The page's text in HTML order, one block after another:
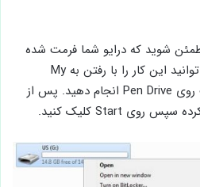
شوید که درایو شما فرمت شده
است. و اگر چنین نیست، می توانید این کار را با رفتن به My
PC/Computer و کلیک راست روی Pen Drive انجام دهید. پس از